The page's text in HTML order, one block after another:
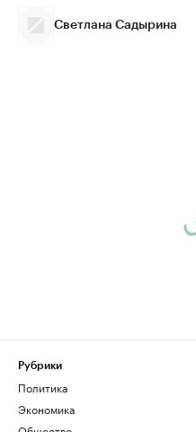
Светлана Садырина
Рубрики
Политика
Экономика